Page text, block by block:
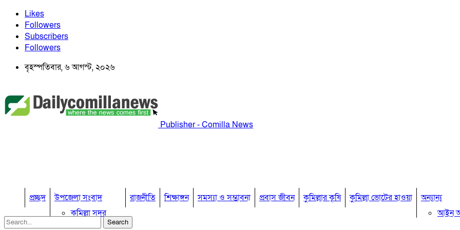
Likes
Followers
Subscribers
Followers
বৃহস্পতিবার, ৬ আগস্ট, ২০২৬
Publisher - Comilla News
প্রচ্ছদ
উপজেলা সংবাদ
কুমিল্লা সদর
কুমিল্লা সদর দক্ষিণ
রাজনীতি শিক্ষাঙ্গন সমস্যা ও সম্ভাবনা প্রবাস জীবন কুমিল্লার কৃষি কুমিল্লা ভোটের হাওয়া
অন্যান্য
আইন